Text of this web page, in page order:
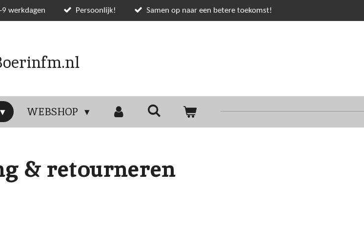
werkdagen Persoonlijk! Samen op naar een betere toekomst!
WEBSHOP
& retourneren